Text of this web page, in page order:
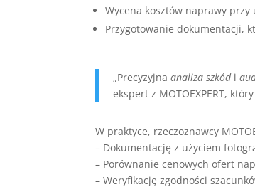
Wycena kosztów naprawy
Przygotowanie dokumentacji,
„Precyzyjnaanaliza szkódi
ekspert z MOTOEXPERT,
W praktyce, rzeczoznawcy
– Dokumentację z użyciem
– Porównanie cenowych ofert
– Weryfikację zgodności